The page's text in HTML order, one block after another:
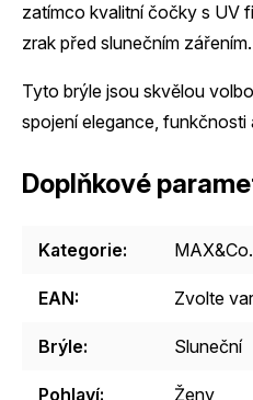
zatímco kvalitní čočky s UV
zrak před slunečním zářením.
Tyto brýle jsou skvělou
spojení elegance, funkčnosti
Doplňkové
Kategorie: MAX&Co.
EAN: Zvolte
Brýle: Sluneční
Pohlaví: Ženy